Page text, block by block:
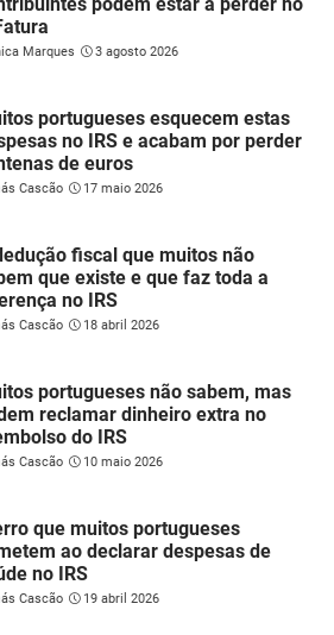
Marques 3 agosto 2026
portugueses esquecem estas
no IRS e acabam por perder
de euros
Cascão 17 maio 2026
fiscal que muitos não
que existe e que faz toda a
no IRS
Cascão 18 abril 2026
portugueses não sabem, mas
reclamar dinheiro extra no
do IRS
Cascão 10 maio 2026
que muitos portugueses
ao declarar despesas de
no IRS
Cascão 19 abril 2026